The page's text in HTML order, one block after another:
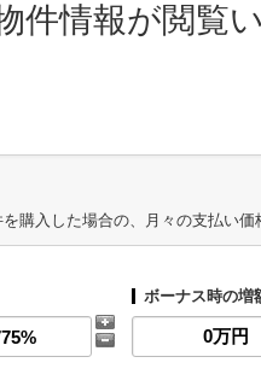
件情報が閲覧
購入した場合の、月々の支払い
ボーナス時の増